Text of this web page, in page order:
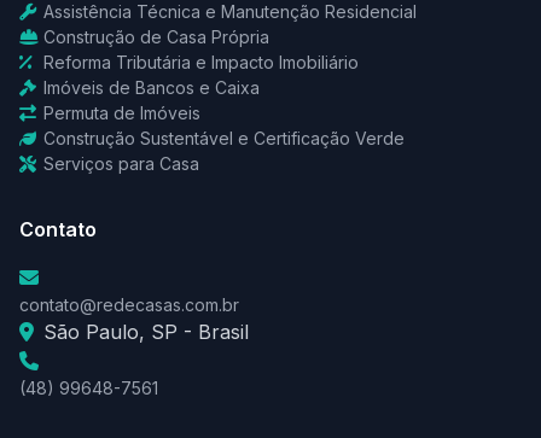
Assistência Técnica e Manutenção Residencial
Construção de Casa Própria
Reforma Tributária e Impacto Imobiliário
Imóveis de Bancos e Caixa
Permuta de Imóveis
Construção Sustentável e Certificação Verde
Serviços para Casa
Contato
contato@redecasas.com.br
São Paulo, SP - Brasil
(48) 99648-7561